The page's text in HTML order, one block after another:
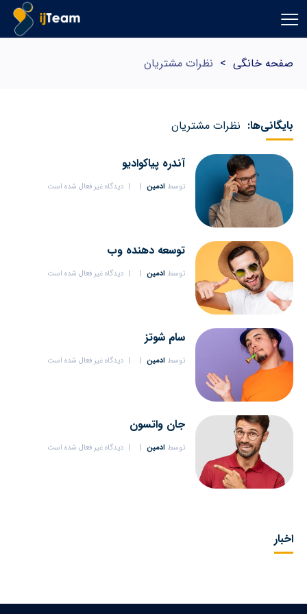
صفحه خانگی > نظرات مشتریان
بایگانی‌ها: نظرات مشتریان
آندره پیاكوادیو
توسط ادمین دیدگاه غیر فعال شده است
توسعه دهنده وب
توسط ادمین دیدگاه غیر فعال شده است
سام شوتز
توسط ادمین دیدگاه غیر فعال شده است
جان واتسون
توسط ادمین دیدگاه غیر فعال شده است
اخبار